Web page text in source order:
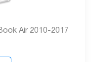
Air 2010-2017